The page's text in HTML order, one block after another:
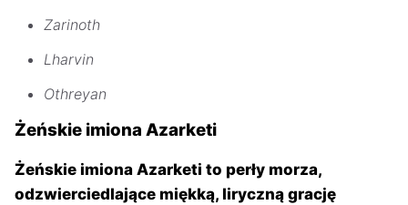
Zarinoth
Lharvin
Othreyan
Żeńskie imiona Azarketi
Żeńskie imiona Azarketi to perły morza,
odzwierciedlające miękką, liryczną grację